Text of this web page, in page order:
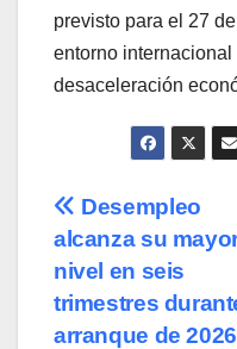
previsto para el 27
entorno
desaceleración
de
entradas
Desempleo
alcanza su
nivel en seis
trimestres
arranque de